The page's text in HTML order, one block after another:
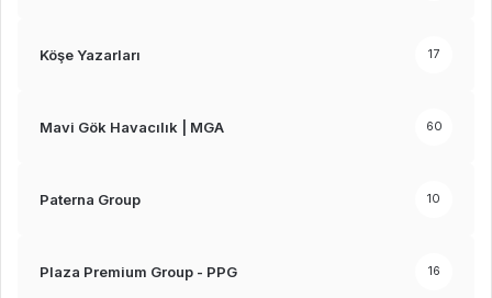
Köşe Yazarları 17
Mavi Gök Havacılık | MGA 60
Paterna Group 10
Plaza Premium Group - PPG 16